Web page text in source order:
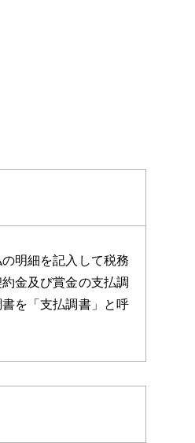
明細を記入して税務
金及び賞金の支払調
を「支払調書」と呼